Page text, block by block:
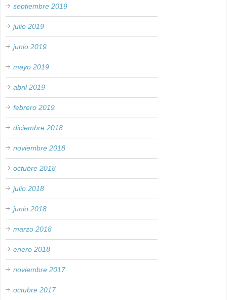
septiembre 2019
julio 2019
junio 2019
mayo 2019
abril 2019
febrero 2019
diciembre 2018
noviembre 2018
octubre 2018
julio 2018
junio 2018
marzo 2018
enero 2018
noviembre 2017
octubre 2017